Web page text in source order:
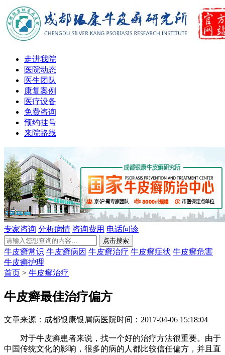
走进我院
医院动态
医生团队
康复案例
医疗设备
免费咨询
预约挂号
来院路线
专家咨询 分析病情 咨询费用 电话问诊
牛皮癣常识 牛皮癣病因 牛皮癣治疗 牛皮癣症状 牛皮癣危害
牛皮癣护理
首页 > 牛皮癣治疗
牛皮癣最佳治疗偏方
文章来源：成都银康银屑病医院时间：2017-04-06 15:18:04
对于牛皮癣患者来说，找一个好的治疗方法很重要。由于
中国传统文化的影响，很多的病的人都比较信任偏方，并且直